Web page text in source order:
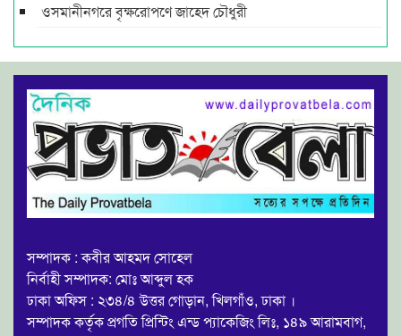
ওসমানীনগরে বৃক্ষরোপণে জাহেদ চৌধুরী
সম্পাদক : কবীর আহমদ সোহেল
নির্বাহী সম্পাদক: মোঃ আব্দুল হক
ঢাকা অফিস : ২৩৪/৪ উত্তর গোড়ান, খিলগাঁও, ঢাকা ।
সম্পাদক কর্তৃক প্রগতি প্রিন্টিং এন্ড প্যাকেজিং লিঃ, ১৪৯ আরামবাগ,